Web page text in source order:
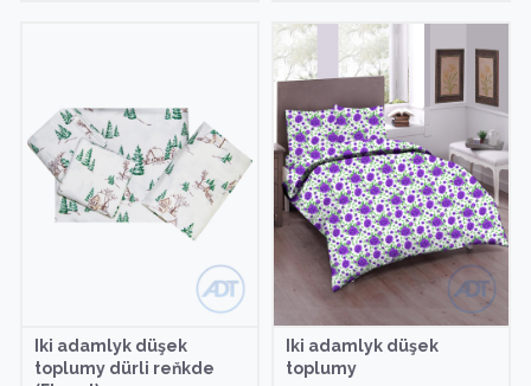
Iki adamlyk düşek
toplumy dürli reňkde
Iki adamlyk düşek
toplumy